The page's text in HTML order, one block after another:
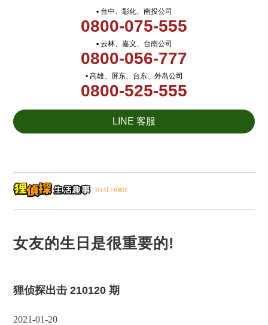
▪ 台中、彰化、南投公司
0800-075-555
▪ 云林、嘉义、台南公司
0800-056-777
▪ 高雄、屏东、台东、外岛公司
0800-525-555
LINE 客服
女友的生日是很重要的!
狸侦探出击 210120 期
2021-01-20